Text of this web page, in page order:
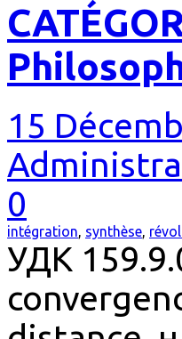
15
0
intégration, synthèse,
УДК